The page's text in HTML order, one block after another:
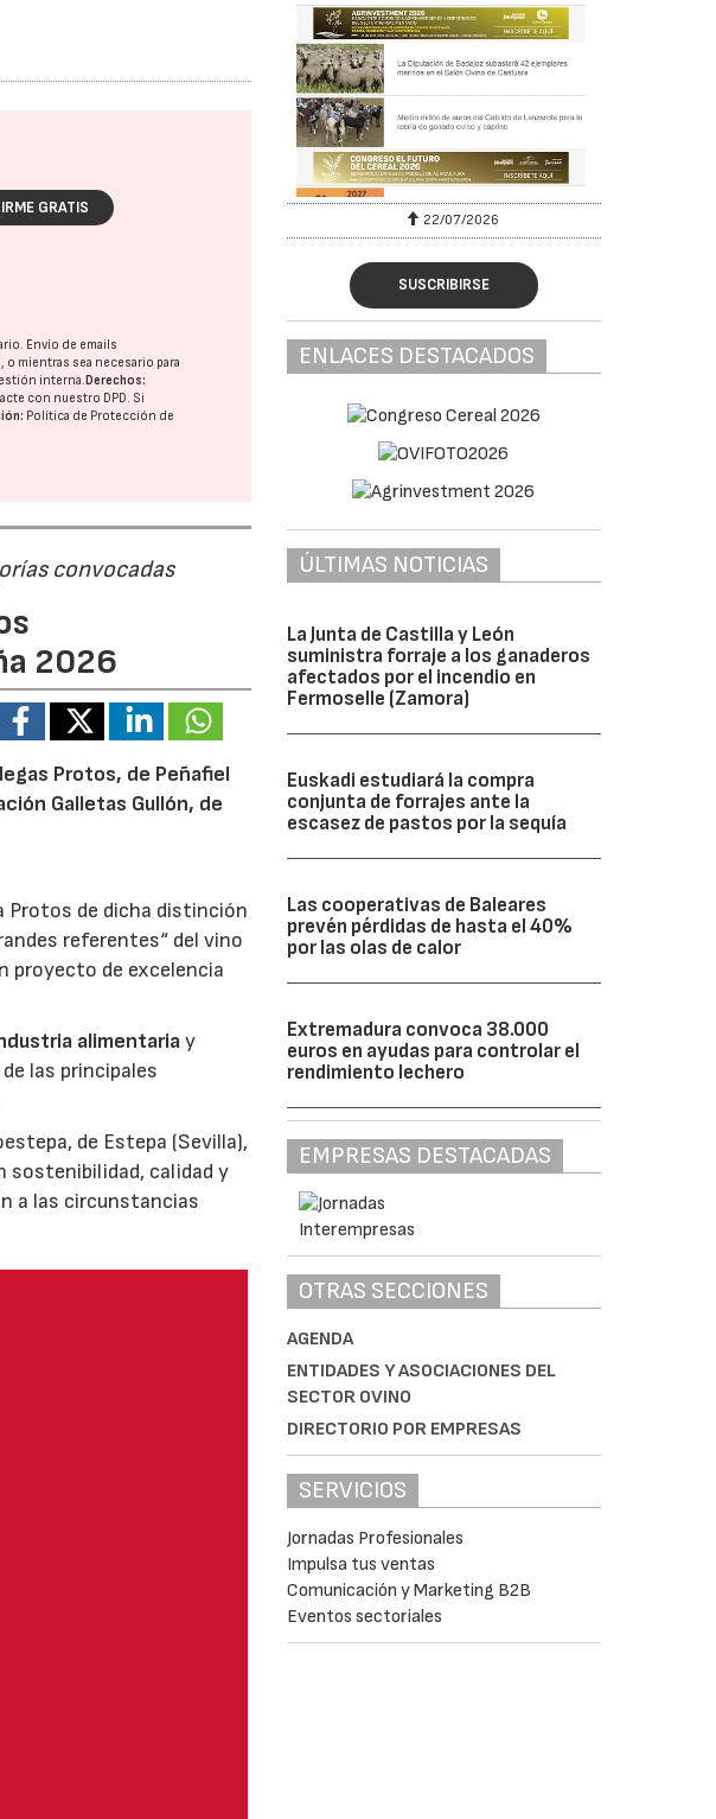
GRATIS
Envío de emails
mientras sea necesario para
interna.Derechos:
con nuestro DPD. Si
Política de Protección de
convocadas
2026
Protos, de Peñafiel
Galletas Gullón, de
Protos de dicha distinción
referentes“ del vino
proyecto de excelencia
alimentariay
las principales
de Estepa (Sevilla),
sostenibilidad, calidad y
a las circunstancias
29/07/2026 22/07/2026
SUSCRIBIRSE
ENLACES DESTACADOS
ÚLTIMAS NOTICIAS
La Junta de Castilla y León
suministra forraje a los ganaderos
afectados por el incendio en
Fermoselle (Zamora)
Euskadi estudiará la compra
conjunta de forrajes ante la
escasez de pastos por la sequía
Las cooperativas de Baleares
prevén pérdidas de hasta el 40%
por las olas de calor
Extremadura convoca 38.000
euros en ayudas para controlar el
rendimiento lechero
EMPRESAS DESTACADAS
OTRAS SECCIONES
AGENDA
ENTIDADES Y ASOCIACIONES DEL
SECTOR OVINO
DIRECTORIO POR EMPRESAS
SERVICIOS
Jornadas Profesionales
Impulsa tus ventas
Comunicación y Marketing B2B
Eventos sectoriales